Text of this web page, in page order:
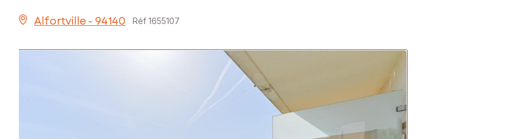
Alfortville - 94140 Réf 1655107